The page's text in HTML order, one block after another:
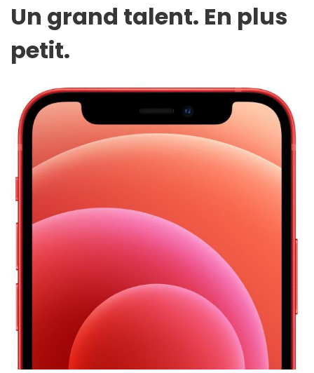
Un grand talent. En plus
petit.